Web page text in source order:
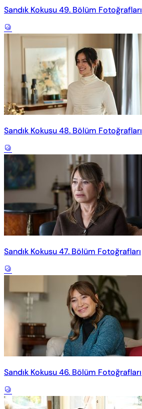
Sandık Kokusu 49. Bölüm Fotoğrafları
Sandık Kokusu 48. Bölüm Fotoğrafları
Sandık Kokusu 47. Bölüm Fotoğrafları
Sandık Kokusu 46. Bölüm Fotoğrafları